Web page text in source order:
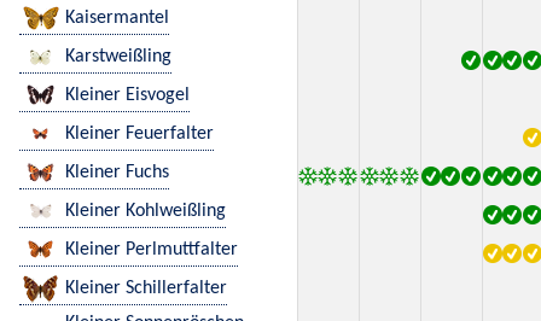
Kaisermantel
Karstweißling
Kleiner Eisvogel
Kleiner Feuerfalter
Kleiner Fuchs
Kleiner Kohlweißling
Kleiner Perlmuttfalter
Kleiner Schillerfalter